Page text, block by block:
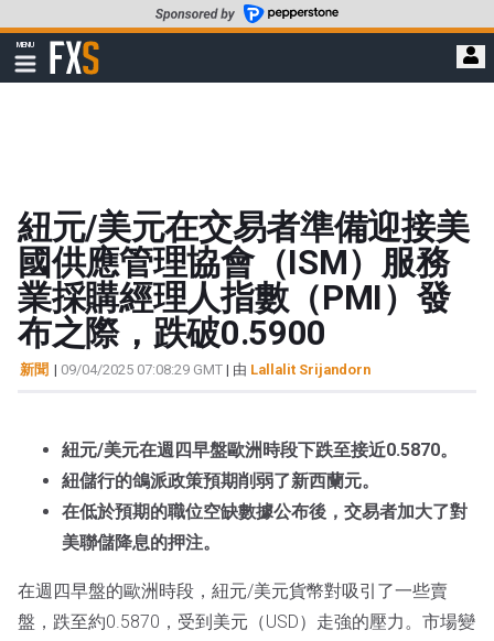
至
要
MENU
顯
示
FXStreet
紐元/美元在交易者準備迎接美
國供應管理協會（ISM）服務
業採購經理人指數（PMI）發
布之際，跌破0.5900
新聞 | 09/04/2025 07:08:29 GMT | 由 Lallalit Srijandorn
紐元/美元在週四早盤歐洲時段下跌至接近0.5870。
紐儲行的鴿派政策預期削弱了新西蘭元。
在低於預期的職位空缺數據公布後，交易者加大了對
美聯儲降息的押注。
在週四早盤的歐洲時段，紐元/美元貨幣對吸引了一些賣
盤，跌至約0.5870，受到美元（USD）走強的壓力。市場變